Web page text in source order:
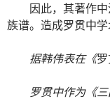
因此，其著作
族谱。造成罗贯中学
据韩伟表在《罗
罗贯中作为《